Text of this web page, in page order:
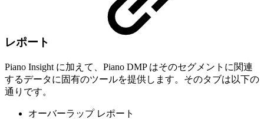
レポート
Piano Insight に加えて、Piano DMP はそのセグメントに関連
するデータに固有のツールを提供します。そのタブは以下の
通りです。
オーバーラップ レポート